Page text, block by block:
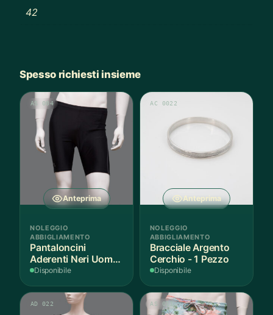
42
Spesso richiesti insieme
Anteprima
AS 004
NOLEGGIO
ABBIGLIAMENTO
Pantaloncini
Aderenti Neri Uomo
S - 2 Paia
Disponibile
Anteprima
AC 0022
NOLEGGIO
ABBIGLIAMENTO
Bracciale Argento
Cerchio - 1 Pezzo
Disponibile
AD 022 AS 011